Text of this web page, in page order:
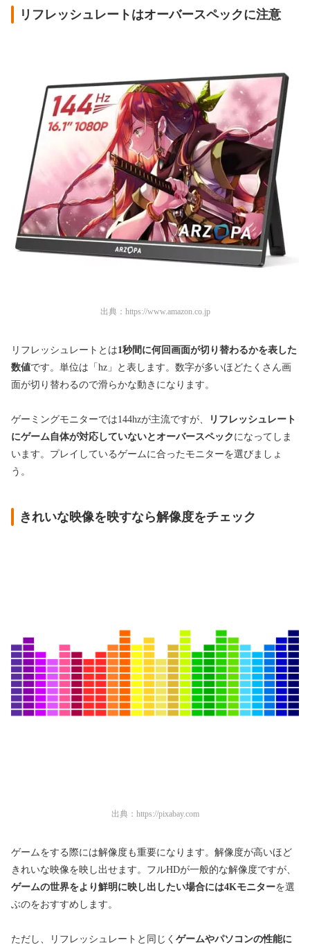
リフレッシュレートはオーバースペックに注意
出典： https://www.amazon.co.jp
リフレッシュレートとは1秒間に何回画面が切り替わるかを表した
数値です。単位は「hz」と表します。数字が多いほどたくさん画
面が切り替わるので滑らかな動きになります。
ゲーミングモニターでは144hzが主流ですが、
リフレッシュレート
にゲーム自体が対応していないとオーバースペック になってしま
います。プレイしているゲームに合ったモニターを選びましょ
う。
きれいな映像を映すなら解像度をチェック
出典： https://pixabay.com
ゲームをする際には解像度も重要になります。解像度が高いほど
きれいな映像を映し出せます。フルHDが一般的な解像度ですが、
ゲームの世界をより鮮明に映し出したい場合には4Kモニターを選
ぶのをおすすめします。
ただし、リフレッシュレートと同じく ゲームやパソコンの性能に